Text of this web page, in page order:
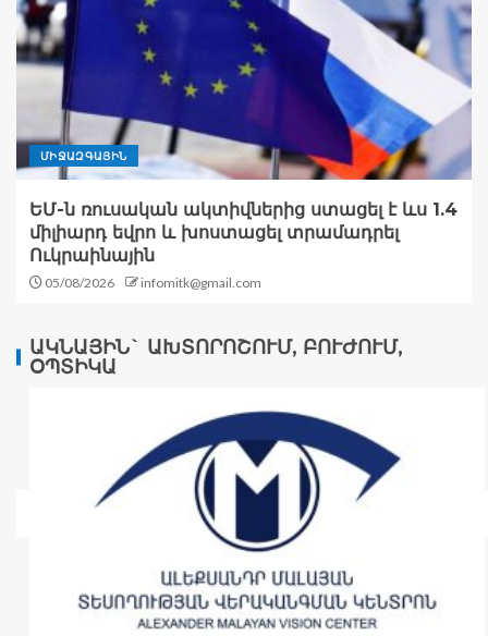
ՄԻՋԱԶԳԱՅԻՆ
ԵՄ-ն ռուսական ակտիվներից ստացել է ևս 1.4
միլիարդ եվրո և խոստացել տրամադրել
Ուկրաինային
05/08/2026 infomitk@gmail.com
ԱԿՆԱՅԻՆ` ԱԽՏՈՐՈՇՈՒՄ, ԲՈՒԺՈՒՄ,
ՕՊՏԻԿԱ